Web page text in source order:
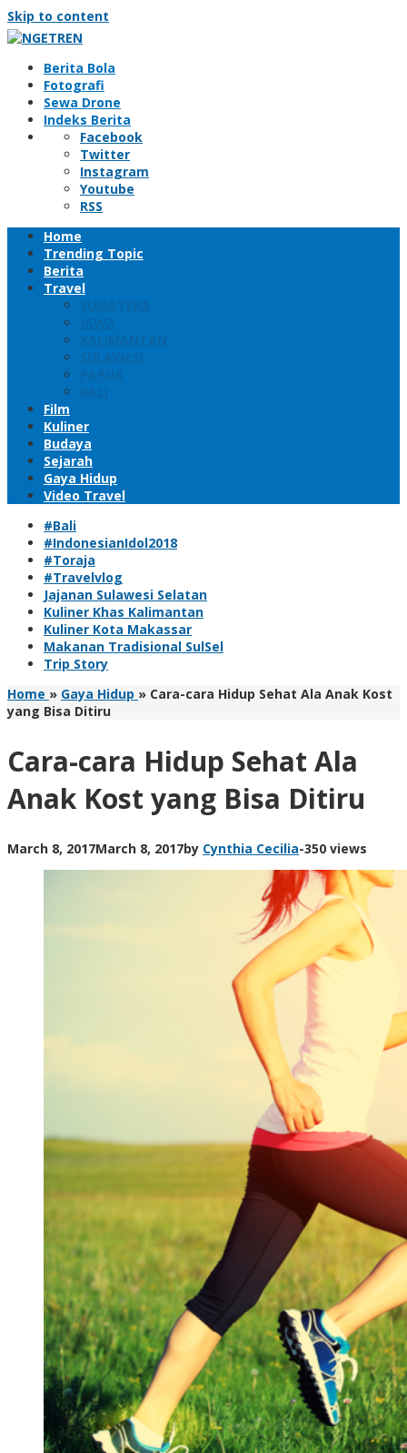
Skip to content
Berita Bola
Fotografi
Sewa Drone
Indeks Berita
Facebook
Twitter
Instagram
Youtube
RSS
Home
Trending Topic
Berita
Travel
SUMATERA
JAWA
KALIMANTAN
SULAWESI
PAPUA
BALI
Film
Kuliner
Budaya
Sejarah
Gaya Hidup
Video Travel
#Bali
#IndonesianIdol2018
#Toraja
#Travelvlog
Jajanan Sulawesi Selatan
Kuliner Khas Kalimantan
Kuliner Kota Makassar
Makanan Tradisional SulSel
Trip Story
Home » Gaya Hidup » Cara-cara Hidup Sehat Ala Anak Kost
yang Bisa Ditiru
Cara-cara Hidup Sehat Ala
Anak Kost yang Bisa Ditiru
March 8, 2017March 8, 2017by Cynthia Cecilia-350 views